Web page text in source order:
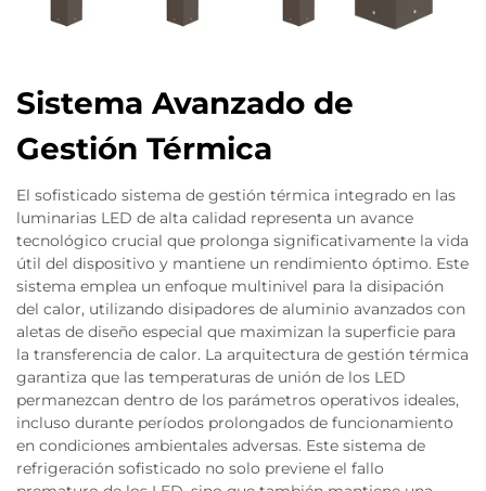
Sistema Avanzado de
Gestión Térmica
El sofisticado sistema de gestión térmica integrado en las
luminarias LED de alta calidad representa un avance
tecnológico crucial que prolonga significativamente la vida
útil del dispositivo y mantiene un rendimiento óptimo. Este
sistema emplea un enfoque multinivel para la disipación
del calor, utilizando disipadores de aluminio avanzados con
aletas de diseño especial que maximizan la superficie para
la transferencia de calor. La arquitectura de gestión térmica
garantiza que las temperaturas de unión de los LED
permanezcan dentro de los parámetros operativos ideales,
incluso durante períodos prolongados de funcionamiento
en condiciones ambientales adversas. Este sistema de
refrigeración sofisticado no solo previene el fallo